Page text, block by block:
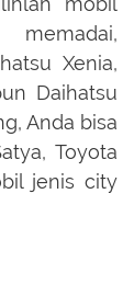
Xenia,
Daihatsu
Anda bisa
Toyota
jenis city